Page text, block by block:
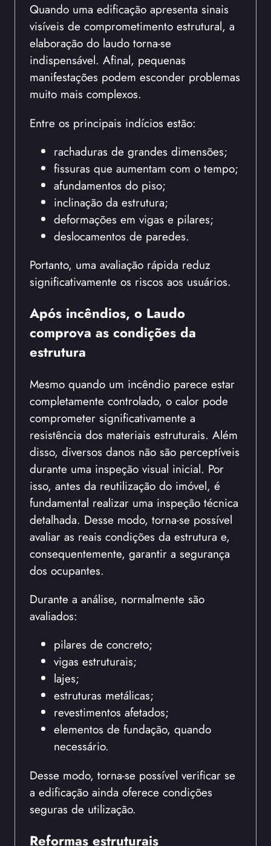
Quando uma edificação apresenta sinais
visíveis de comprometimento estrutural, a
elaboração do laudo torna-se
indispensável. Afinal, pequenas
manifestações podem esconder problemas
muito mais complexos.
Entre os principais indícios estão:
rachaduras de grandes dimensões;
fissuras que aumentam com o tempo;
afundamentos do piso;
inclinação da estrutura;
deformações em vigas e pilares;
deslocamentos de paredes.
Portanto, uma avaliação rápida reduz
significativamente os riscos aos usuários.
Após incêndios, o Laudo
comprova as condições da
estrutura
Mesmo quando um incêndio parece estar
completamente controlado, o calor pode
comprometer significativamente a
resistência dos materiais estruturais. Além
disso, diversos danos não são perceptíveis
durante uma inspeção visual inicial. Por
isso, antes da reutilização do imóvel, é
fundamental realizar uma inspeção técnica
detalhada. Desse modo, torna-se possível
avaliar as reais condições da estrutura e,
consequentemente, garantir a segurança
dos ocupantes.
Durante a análise, normalmente são
avaliados:
pilares de concreto;
vigas estruturais;
lajes;
estruturas metálicas;
revestimentos afetados;
elementos de fundação, quando
necessário.
Desse modo, torna-se possível verificar se
a edificação ainda oferece condições
seguras de utilização.
Reformas estruturais